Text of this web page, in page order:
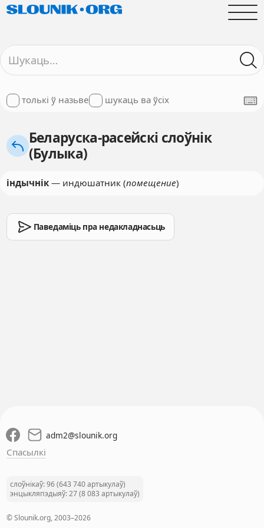
толькі ў назьве шукаць ва ўсіх
Беларуска-расейскі слоўнік
(Булыка)
індычнік— индюшатник (помещение)
Паведаміць пра недакладнасьць
adm2@slounik.org
Спасылкі
слоўнікаў: 96 (643 740 артыкулаў)
энцыкляпэдыяў: 27 (8 083 артыкулаў)
© Slounik.org, 2003–2026